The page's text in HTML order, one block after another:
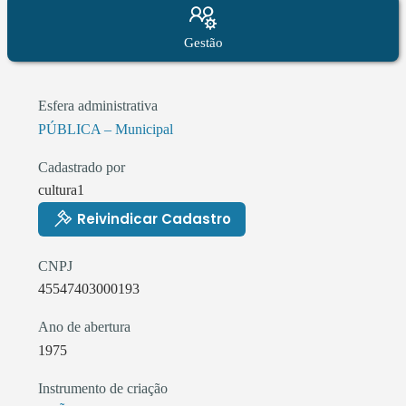
Gestão
Esfera administrativa
PÚBLICA – Municipal
Cadastrado por
cultura1
Reivindicar Cadastro
CNPJ
45547403000193
Ano de abertura
1975
Instrumento de criação